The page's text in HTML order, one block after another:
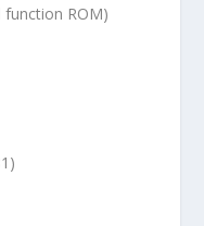
function ROM)